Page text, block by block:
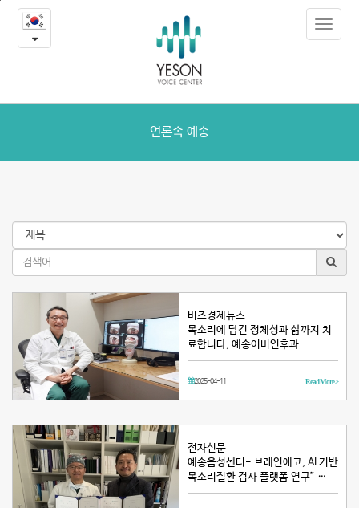
언
론
예
Toggle
언론속 예송
비즈경제뉴스
목소리에 담긴 정체성과 삶까지 치
료합니다, 예송이비인후과
2025-04-11 Read More >
전자신문
예송음성센터- 브레인에코, AI 기반
목소리질환 검사 플랫폼 연구” …